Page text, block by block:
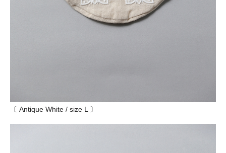
〔 Antique White / size L 〕